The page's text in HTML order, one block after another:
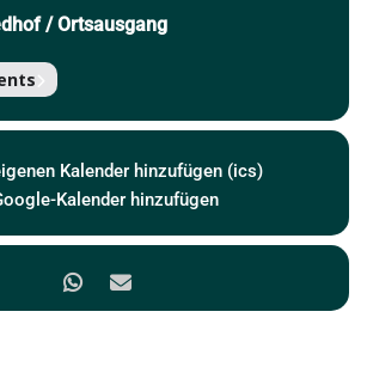
/ Ortsausgang
Kalender hinzufügen (ics)
Kalender hinzufügen